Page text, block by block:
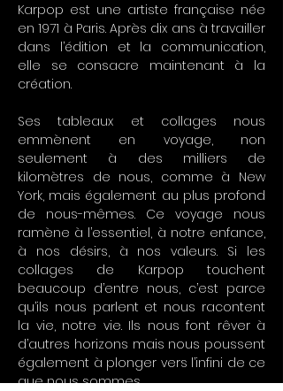
Karpop est une artiste française née
en 1971 à Paris. Après dix ans à travailler
dans l’édition et la communication,
elle se consacre maintenant à la
création.
Ses tableaux et collages nous
emmènent en voyage, non
seulement à des milliers de
kilomètres de nous, comme à New
York, mais également au plus profond
de nous-mêmes. Ce voyage nous
ramène à l’essentiel, à notre enfance,
à nos désirs, à nos valeurs. Si les
collages de Karpop touchent
beaucoup d’entre nous, c’est parce
qu’ils nous parlent et nous racontent
la vie, notre vie. Ils nous font rêver à
d’autres horizons mais nous poussent
également à plonger vers l’infini de ce
que nous sommes.